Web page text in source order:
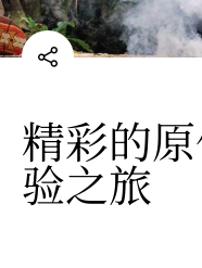
精彩的
验之旅